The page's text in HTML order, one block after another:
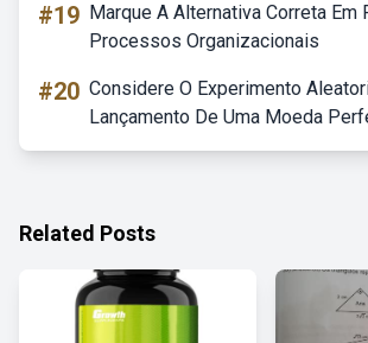
#19 Marque A Alternativa Correta Em
Processos Organizacionais
#20 Considere O Experimento
Lançamento De Uma Moeda
Related Posts